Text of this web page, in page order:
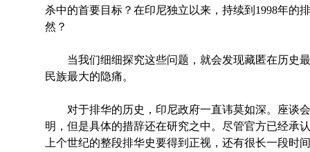
杀中的首要目标？在印尼独立以来，持续到1998年的
然？
当我们细细探究这些问题，就会发现藏匿在历史最
民族最大的隐痛。
对于排华的历史，印尼政府一直讳莫如深。座谈会
明，但是具体的措辞还在研究之中。尽管官方已经承
上个世纪的整段排华史要得到正视，还有很长一段时